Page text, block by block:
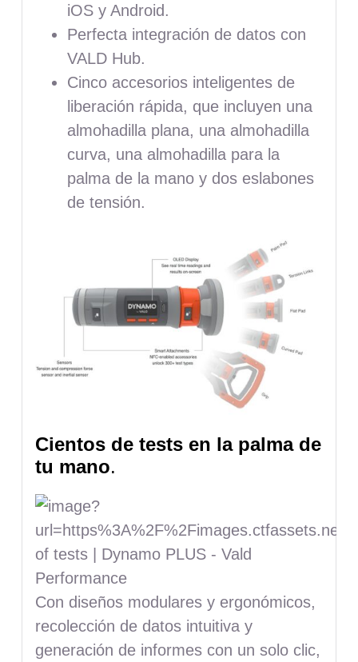
iOS y Android.
Perfecta integración de datos con
VALD Hub.
Cinco accesorios inteligentes de
liberación rápida, que incluyen una
almohadilla plana, una almohadilla
curva, una almohadilla para la
palma de la mano y dos eslabones
de tensión.
Cientos de tests en la palma de
tu mano.
Con diseños modulares y ergonómicos,
recolección de datos intuitiva y
generación de informes con un solo clic,